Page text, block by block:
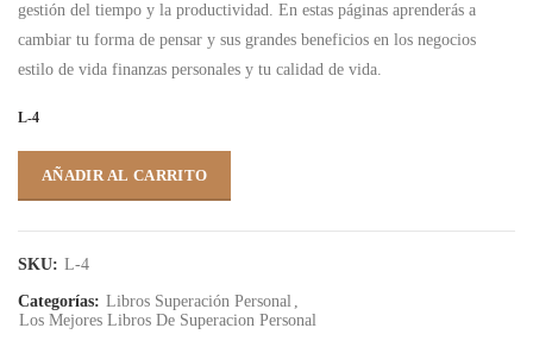
gestión del tiempo y la productividad. En estas páginas aprenderás a
cambiar tu forma de pensar y sus grandes beneficios en los negocios
estilo de vida finanzas personales y tu calidad de vida.
L-4
AÑADIR AL CARRITO
SKU: L-4
Categorías: Libros Superación Personal ,
Los Mejores Libros De Superacion Personal